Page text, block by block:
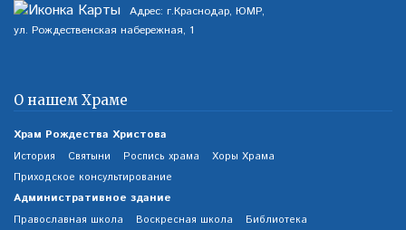
Адрес: г.Краснодар, ЮМР,
ул. Рождественская набережная, 1
О нашем Храме
Храм Рождества Христова
История Святыни Роспись храма
Хоры Храма
Приходское консультирование
Административное здание
Православная школа Воскресная школа Библиотека